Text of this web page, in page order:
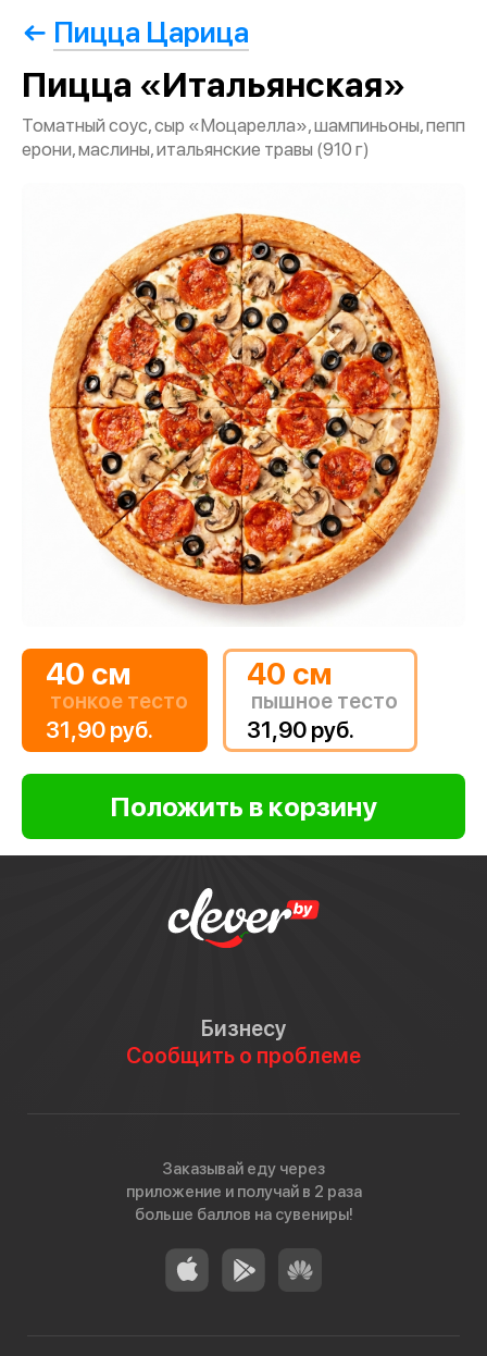
Пицца Царица
Пицца «Итальянская»
Томатный соус, сыр «Моцарелла», шампиньоны, пепп
ерони, маслины, итальянские травы (910 г)
40 см
тонкое тесто
31,90 руб.
40 см
пышное тесто
31,90 руб.
Бизнесу
Сообщить о проблеме
Заказывай еду через
приложение и получай в 2 раза
больше баллов на сувениры!